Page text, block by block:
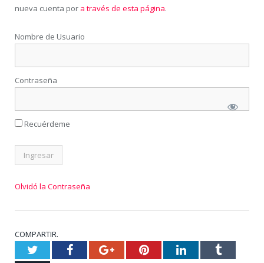
nueva cuenta por a través de esta página.
Nombre de Usuario
Contraseña
Recuérdeme
Olvidó la Contraseña
COMPARTIR.
TwitterFacebookGoogle+PinterestLinkedInTumblr